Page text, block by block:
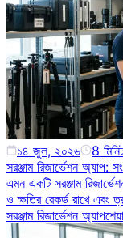
১৪ জুল, ২০২৬ 8
সরঞ্জাম রিজার্ভেশন অ্যাপ:
এমন একটি সরঞ্জাম
ও ক্ষতির রেকর্ড রাখে এবং
সরঞ্জাম রিজার্ভেশন অ্যাপ